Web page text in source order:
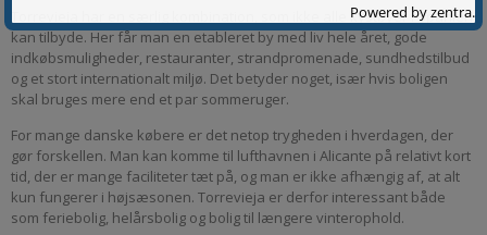
Torrevieja har en særlig kombination, som ikke alle kystbyer i Spanien
kan tilbyde. Her får man en etableret by med liv hele året, gode
indkøbsmuligheder, restauranter, strandpromenade, sundhedstilbud
og et stort internationalt miljø. Det betyder noget, især hvis boligen
skal bruges mere end et par sommeruger.
For mange danske købere er det netop trygheden i hverdagen, der
gør forskellen. Man kan komme til lufthavnen i Alicante på relativt kort
tid, der er mange faciliteter tæt på, og man er ikke afhængig af, at alt
kun fungerer i højsæsonen. Torrevieja er derfor interessant både
som feriebolig, helårsbolig og bolig til længere vinterophold.